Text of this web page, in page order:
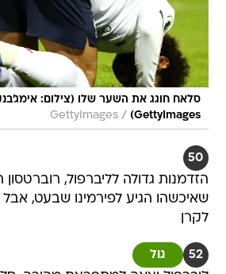
סלאח חוגג את השער שלו (צילום:
GettyImages)
/
GettyImages
50
הזדמנות גדולה לליברפול,
שאיכשהו הגיע לפירמינו שבעט, אבל
לקרן
52 גול